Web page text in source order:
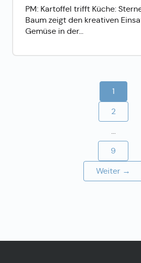
PM: Kartoffel trifft Küche:
Baum zeigt den kreativen
Gemüse in der...
1
2
9
Weiter →